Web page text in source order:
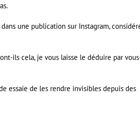
une publication sur Instagram,
ils cela, je vous laisse le déduire par
essaie de les rendre invisibles depuis des